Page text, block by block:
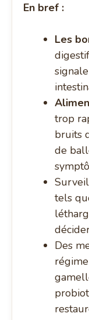
En bref :
Les
trop
bruits
de
tels
Des